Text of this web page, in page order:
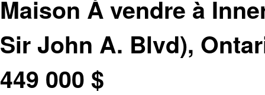
Maison À vendre à
Sir John A. Blvd),
449 000 $